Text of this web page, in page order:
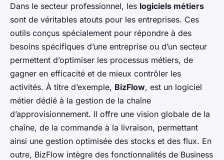
Dans le secteur professionnel, les logiciels métiers
sont de véritables atouts pour les entreprises. Ces
outils conçus spécialement pour répondre à des
besoins spécifiques d’une entreprise ou d’un secteur
permettent d’optimiser les processus métiers, de
gagner en efficacité et de mieux contrôler les
activités. À titre d’exemple, BizFlow, est un logiciel
métier dédié à la gestion de la chaîne
d’approvisionnement. Il offre une vision globale de la
chaîne, de la commande à la livraison, permettant
ainsi une gestion optimisée des stocks et des flux. En
outre, BizFlow intègre des fonctionnalités de Business